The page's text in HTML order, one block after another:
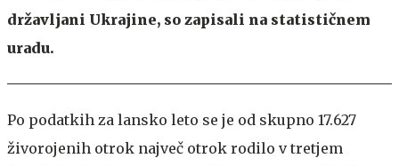
državljani Ukrajine, so zapisali na statističnem
uradu.
Po podatkih za lansko leto se je od skupno 17.627
živorojenih otrok največ otrok rodilo v tretjem